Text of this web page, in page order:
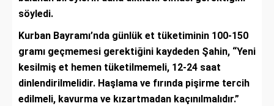
söyledi.
Kurban Bayramı’nda günlük et tüketiminin 100-150
gramı geçmemesi gerektiğini kaydeden Şahin, “Yeni
kesilmiş et hemen tüketilmemeli, 12-24 saat
dinlendirilmelidir. Haşlama ve fırında pişirme tercih
edilmeli, kavurma ve kızartmadan kaçınılmalıdır.”